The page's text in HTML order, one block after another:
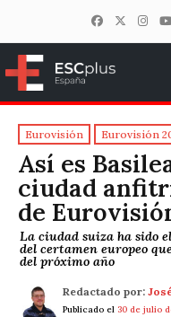
ESCplus
Eurovisión Eurovisión
Así es
ciudad
de
La ciudad suiza ha sido
del certamen europeo
del próximo año
Redactado por:
Publicado el 30 de julio